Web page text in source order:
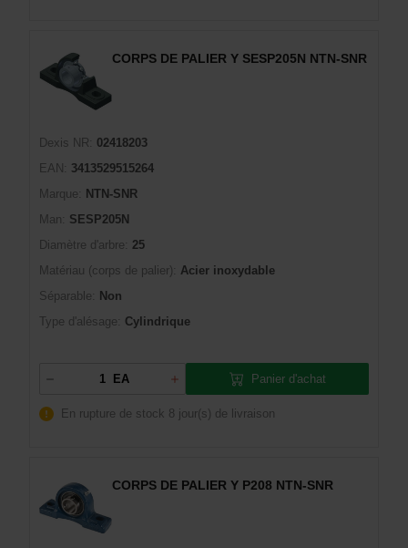
CORPS DE PALIER Y SESP205N NTN-SNR
Dexis NR:
02418203
EAN:
3413529515264
Marque:
NTN-SNR
Man:
SESP205N
Diamètre d'arbre: 25
Matériau (corps de palier):
Acier inoxydable
Séparable:
Non
Type d'alésage:
Cylindrique
EA Panier d'achat
En rupture de stock 8 jour(s) de livraison
CORPS DE PALIER Y P208 NTN-SNR